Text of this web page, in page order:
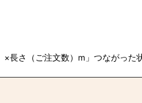
長さ（ご注文数）m」つながった